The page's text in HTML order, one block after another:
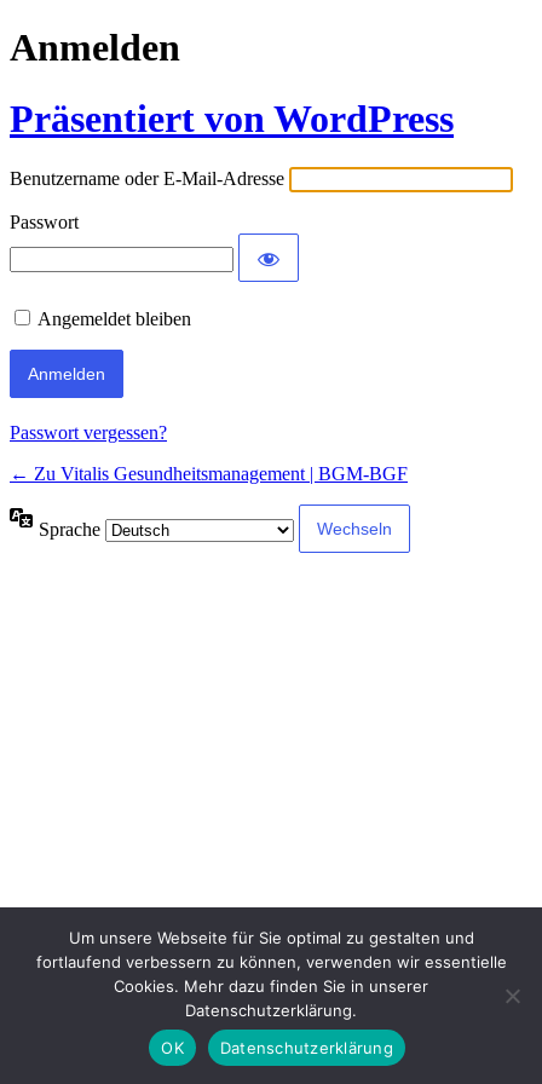
Anmelden
Präsentiert von WordPress
Benutzername oder E-Mail-Adresse
Passwort
Angemeldet bleiben
Passwort vergessen?
← Zu Vitalis Gesundheitsmanagement | BGM-BGF
Sprache
Um unsere Webseite für Sie optimal zu gestalten und
fortlaufend verbessern zu können, verwenden wir essentielle
Cookies. Mehr dazu finden Sie in unserer
Datenschutzerklärung.
OK
Datenschutzerklärung